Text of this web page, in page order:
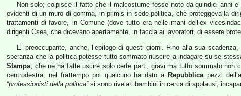
Non solo; colpisce il fatto che il malcostume fosse noto da quindici anni
evidenti di un muro di gomma, in primis in sede politica, che proteggeva la
trattamenti di favore, in Comune (dove tutto era nelle mani dell’ex
dirigenti Csea, che dicevano apertamente, in faccia ai lavoratori, di essere
E’ preoccupante, anche, l’epilogo di questi giorni. Fino alla sua
speranza che la politica potesse tutto sommato riuscire a indagare su se
Stampa, che ne ha fatte uscire solo certe parti, gravi ma tutto sommato
centrodestra; nel frattempo poi qualcuno ha dato a Repubblicapezzi
“professionisti della politica”si sono rivelati bambini in cerca di applausi,